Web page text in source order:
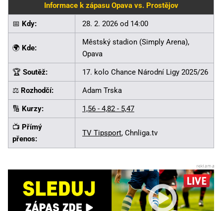
Informace k zápasu Opava vs. Prostějov
📅 Kdy: 28. 2. 2026 od 14:00
🌍 Kde:
Městský stadion (Simply Arena),
Opava
🏆 Soutěž: 17. kolo Chance Národní Ligy 2025/26
⚖️ Rozhodčí: Adam Trska
🔢 Kurzy: 1,56 - 4,82 - 5,47
📺 Přímý
přenos:
TV Tipsport, Chnliga.tv